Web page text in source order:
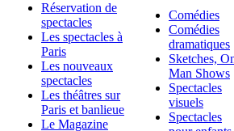
Réservation de
spectacles
Les spectacles à
Paris
Les nouveaux
spectacles
Les théâtres sur
Paris et banlieue
Le Magazine
Comédies
Comédies
dramatiques
Sketches,
Man Shows
Spectacles
visuels
Spectacles